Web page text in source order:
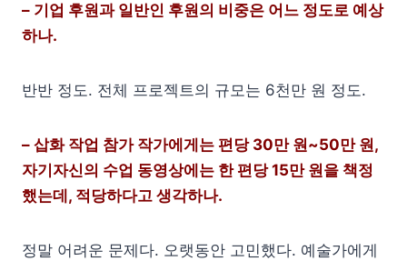
– 기업 후원과 일반인 후원의 비중은 어느 정도로 예상
하나.
반반 정도. 전체 프로젝트의 규모는 6천만 원 정도.
– 삽화 작업 참가 작가에게는 편당 30만 원~50만 원,
자기자신의 수업 동영상에는 한 편당 15만 원을 책정
했는데, 적당하다고 생각하나.
정말 어려운 문제다. 오랫동안 고민했다. 예술가에게